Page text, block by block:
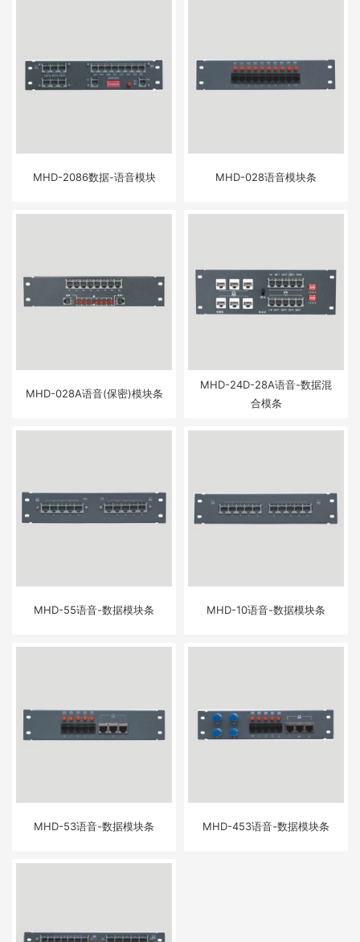
MHD-2086数据-语音模块 MHD-028语音模块条
MHD-028A语音(保密)模块条
MHD-24D-28A语音-数据混
合模条
MHD-55语音-数据模块条 MHD-10语音-数据模块条
MHD-53语音-数据模块条 MHD-453语音-数据模块条